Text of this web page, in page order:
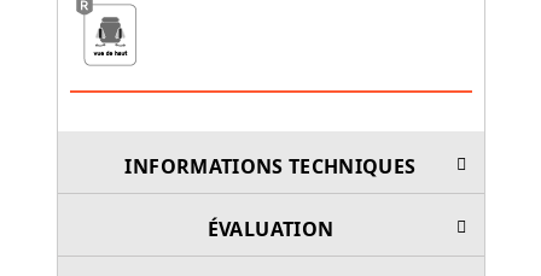
INFORMATIONS TECHNIQUES
ÉVALUATION